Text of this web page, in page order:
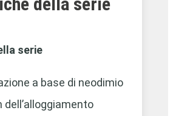
serie
a base di neodimio